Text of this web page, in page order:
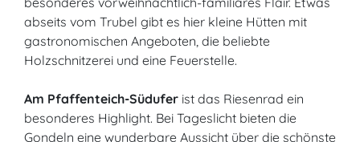
abseits vom Trubel gibt es hier kleine Hütten mit
gastronomischen Angeboten, die beliebte
Holzschnitzerei und eine Feuerstelle.
Am Pfaffenteich-Südufer ist das Riesenrad ein
besonderes Highlight. Bei Tageslicht bieten die
Gondeln eine wunderbare Aussicht über die schönste